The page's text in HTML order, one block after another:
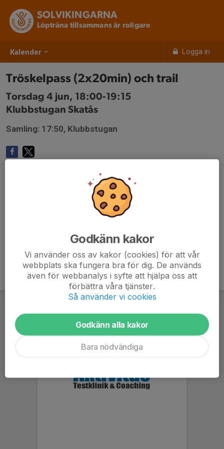
Kalender Logga in
SOLVIKINGARNA
Löpträna tillsammans är roligare
Tröskelpass (2x20min) och trail
Torsdag 4 jun, 18:00-19:15
Klubbstugan Skatås
Samling: 17:50, Klubbstugan
Godkänn kakor
Vi använder oss av kakor (cookies) för att vår
webbplats ska fungera bra för dig. De används
även för webbanalys i syfte att hjälpa oss att
förbättra våra tjänster.
Så använder vi cookies
Godkänn alla kakor
Bara nödvändiga